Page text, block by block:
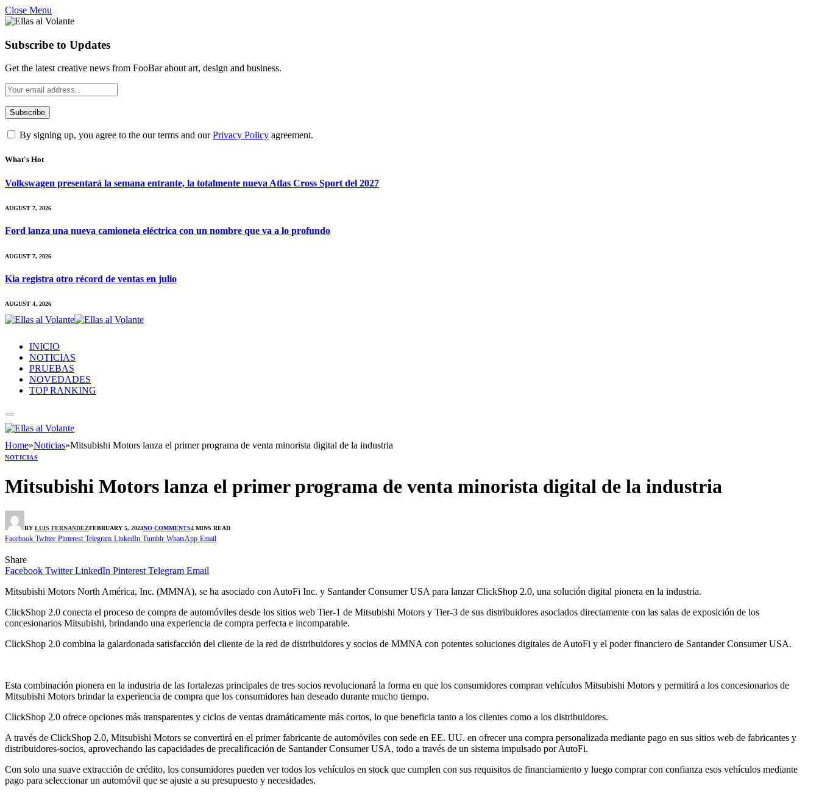
Close Menu
Subscribe to Updates
Get the latest creative news from FooBar about art, design and business.
By signing up, you agree to the our terms and ourPrivacy Policy agreement.
What's Hot
Volkswagen presentará la semana entrante, la totalmente nueva Atlas Cross Sport del 2027
AUGUST 7, 2026
Ford lanza una nueva camioneta eléctrica con un nombre que va a lo profundo
AUGUST 7, 2026
Kia registra otro récord de ventas en julio
AUGUST 4, 2026
INICIO
NOTICIAS
PRUEBAS
NOVEDADES
TOP RANKING
Home»Noticias»Mitsubishi Motors lanza el primer programa de venta minorista digital de la industria
NOTICIAS
Mitsubishi Motors lanza el primer programa de venta minorista digital de la industria
BY LUIS FERNANDEZFEBRUARY 5, 2024NO COMMENTS4 MINS READ
Facebook Twitter Pinterest Telegram LinkedIn Tumblr WhatsApp Email
Share
Facebook Twitter LinkedIn Pinterest Telegram Email
Mitsubishi Motors North América, Inc. (MMNA), se ha asociado con AutoFi Inc. y Santander Consumer USA para lanzar ClickShop 2.0, una solución digital pionera en la industria.
ClickShop 2.0 conecta el proceso de compra de automóviles desde los sitios web Tier-1 de Mitsubishi Motors y Tier-3 de sus distribuidores asociados directamente con las salas de exposición de los
concesionarios Mitsubishi, brindando una experiencia de compra perfecta e incomparable.
ClickShop 2.0 combina la galardonada satisfacción del cliente de la red de distribuidores y socios de MMNA con potentes soluciones digitales de AutoFi y el poder financiero de Santander Consumer USA.
Esta combinación pionera en la industria de las fortalezas principales de tres socios revolucionará la forma en que los consumidores compran vehículos Mitsubishi Motors y permitirá a los concesionarios de
Mitsubishi Motors brindar la experiencia de compra que los consumidores han deseado durante mucho tiempo.
ClickShop 2.0 ofrece opciones más transparentes y ciclos de ventas dramáticamente más cortos, lo que beneficia tanto a los clientes como a los distribuidores.
A través de ClickShop 2.0, Mitsubishi Motors se convertirá en el primer fabricante de automóviles con sede en EE. UU. en ofrecer una compra personalizada mediante pago en sus sitios web de fabricantes y
distribuidores-socios, aprovechando las capacidades de precalificación de Santander Consumer USA, todo a través de un sistema impulsado por AutoFi.
Con solo una suave extracción de crédito, los consumidores pueden ver todos los vehículos en stock que cumplen con sus requisitos de financiamiento y luego comprar con confianza esos vehículos mediante
pago para seleccionar un automóvil que se ajuste a su presupuesto y necesidades.